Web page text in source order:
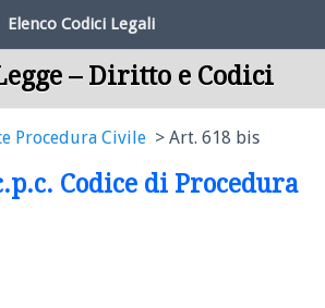
Elenco Codici Legali
– Diritto e Codici
Procedura Civile Art. 618 bis
Codice di Procedura